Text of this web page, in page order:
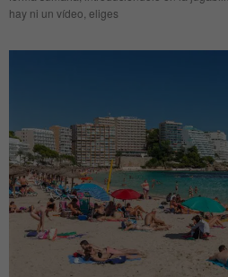
hay ni un vídeo, eliges